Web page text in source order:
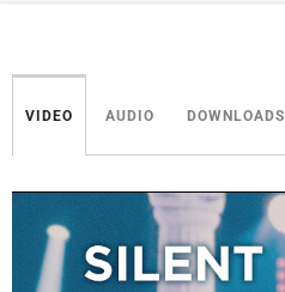
VIDEO AUDIO DOWNLOADS